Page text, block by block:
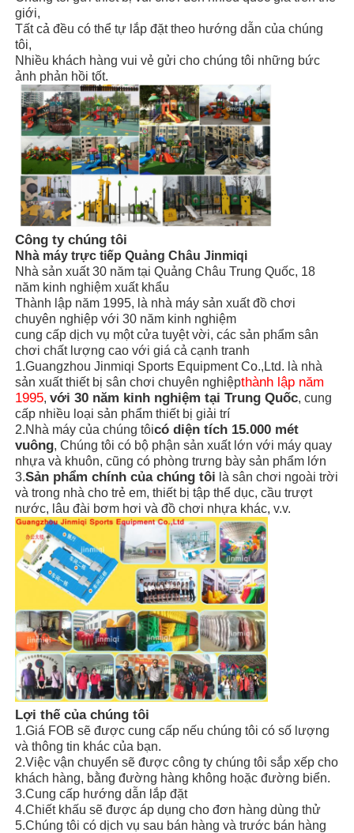
Vùng trượt nước lớn
Thiết bị công viên nước
Sân chơi leo dây thừng
Thiết bị sân chơi bằng gỗ
Lắp đặt
trợ
giới,
Tất cả đều có thể tự lắp đặt theo hướng dẫn của chúng
tôi,
Nhiều khách hàng vui vẻ gửi cho chúng tôi những bức
ảnh phản hồi tốt.
Công ty chúng tôi
Nhà máy trực tiếp Quảng Châu Jinmiqi
Nhà sản xuất 30 năm tại Quảng Châu Trung Quốc, 18
năm kinh nghiệm xuất khẩu
Thành lập năm 1995, là nhà máy sản xuất đồ chơi
chuyên nghiệp với 30 năm kinh nghiệm
cung cấp dịch vụ một cửa tuyệt vời, các sản phẩm sân
chơi chất lượng cao với giá cả cạnh tranh
1.Guangzhou Jinmiqi Sports Equipment Co.,Ltd. là nhà
sản xuất thiết bị sân chơi chuyên nghiệpthành lập năm
1995,với 30 năm kinh nghiệm tại Trung Quốc, cung
cấp nhiều loại sản phẩm thiết bị giải trí
2.Nhà máy của chúng tôicó diện tích 15.000 mét
vuông, Chúng tôi có bộ phận sản xuất lớn với máy quay
nhựa và khuôn, cũng có phòng trưng bày sản phẩm lớn
3.Sản phẩm chính của chúng tôi là sân chơi ngoài trời
và trong nhà cho trẻ em, thiết bị tập thể dục, cầu trượt
nước, lâu đài bơm hơi và đồ chơi nhựa khác, v.v.
Lợi thế của chúng tôi
1.Giá FOB sẽ được cung cấp nếu chúng tôi có số lượng
và thông tin khác của bạn.
2.Việc vận chuyển sẽ được công ty chúng tôi sắp xếp cho
khách hàng, bằng đường hàng không hoặc đường biển.
3.Cung cấp hướng dẫn lắp đặt
4.Chiết khấu sẽ được áp dụng cho đơn hàng dùng thử
5.Chúng tôi có dịch vụ sau bán hàng và trước bán hàng